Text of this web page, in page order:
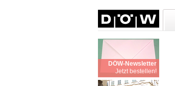
DÖW-Newsletter
Jetzt bestellen!